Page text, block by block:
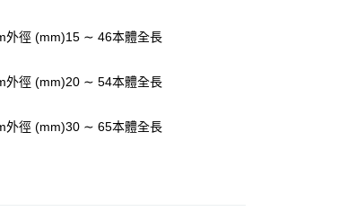
含以上)免運費
含以上)免運費
外徑 (mm)15 ∼ 46本體全長
外徑 (mm)20 ∼ 54本體全長
外徑 (mm)30 ∼ 65本體全長